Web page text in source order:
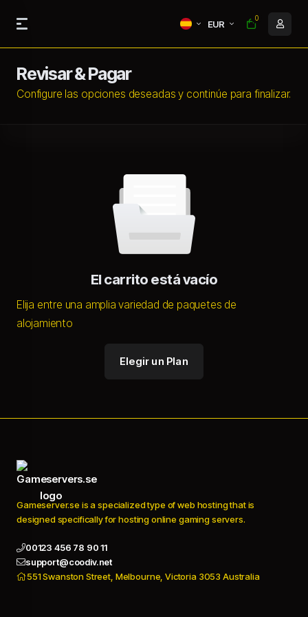
EUR
0
Revisar & Pagar
Configure las opciones deseadas y continúe para finalizar.
El carrito está vacío
Elija entre una amplia variedad de paquetes de
alojamiento
Elegir un Plan
Gameserver.se is a specialized type of web hosting that is
designed specifically for hosting online gaming servers.
00123 456 78 90 11
support@coodiv.net
551 Swanston Street, Melbourne, Victoria 3053 Australia